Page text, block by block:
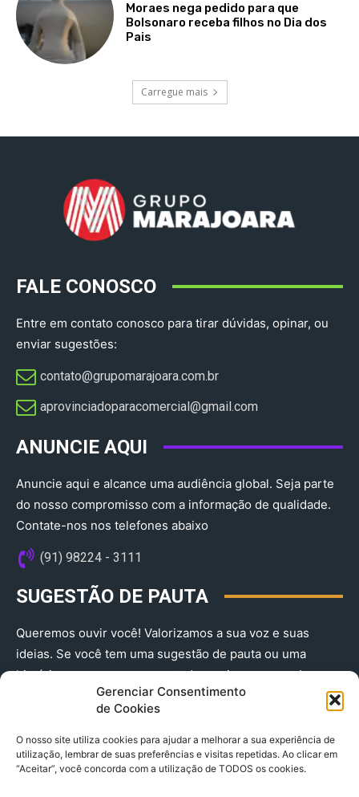
Gerenciar Consentimento
de Cookies
O nosso site utiliza cookies para ajudar a melhorar a sua experiência de
utilização, lembrar de suas preferências e visitas repetidas. Ao clicar em
“Aceitar”, você concorda com a utilização de TODOS os cookies.
Moraes nega pedido para que
Bolsonaro receba filhos no Dia dos
Pais
Carregue mais
FALE CONOSCO
Entre em contato conosco para tirar dúvidas, opinar, ou
enviar sugestões:
contato@grupomarajoara.com.br
aprovinciadoparacomercial@gmail.com​
ANUNCIE AQUI
Anuncie aqui e alcance uma audiência global. Seja parte
do nosso compromisso com a informação de qualidade.
Contate-nos nos telefones abaixo
(91) 98224 - 3111
SUGESTÃO DE PAUTA
Queremos ouvir você! Valorizamos a sua voz e suas
ideias. Se você tem uma sugestão de pauta ou uma
história que merece ser contada, envie-nos agora!
(91) 98224 - 3111